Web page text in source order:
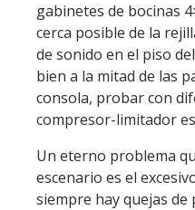
gabinetes de bocinas
cerca posible de la
de sonido en el piso
bien a la mitad de las
consola, probar con
compresor-limitador
Un eterno problema
escenario es el
siempre hay quejas